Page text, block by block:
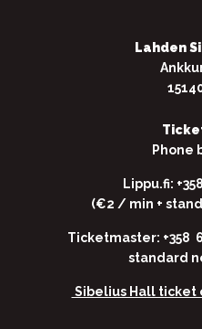
Lahden
Phone
Lippu.fi:
(€2 / min +
Ticketmaster: +358
standard
Sibelius Hall ticket